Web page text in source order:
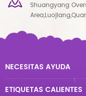
Shuangyang
NECESITAS AYUDA
ETIQUETAS CALIENTES